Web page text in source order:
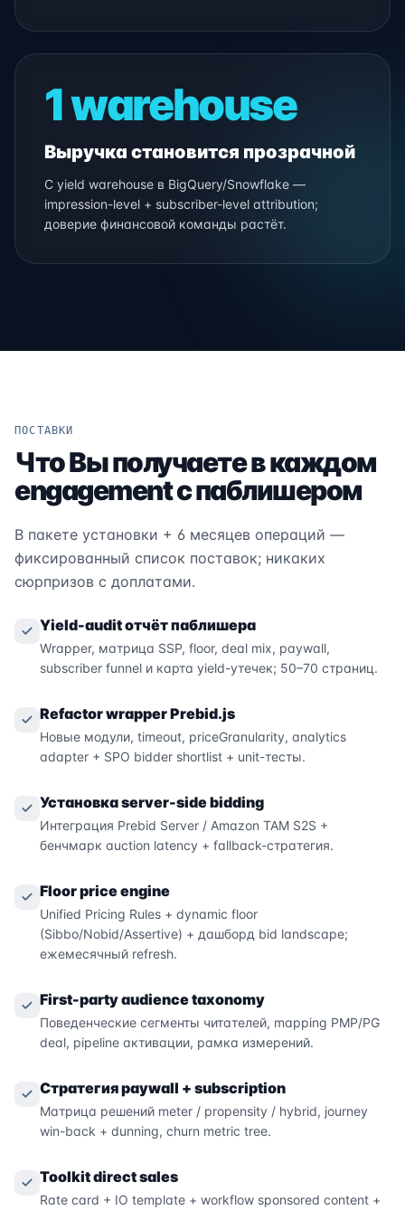
1 warehouse
Выручка становится прозрачной
С yield warehouse в BigQuery/Snowflake —
impression-level + subscriber-level attribution;
доверие финансовой команды растёт.
ПОСТАВКИ
Что Вы получаете в каждом
engagement с паблишером
В пакете установки + 6 месяцев операций —
фиксированный список поставок; никаких
сюрпризов с доплатами.
Yield-audit отчёт паблишера
Wrapper, матрица SSP, floor, deal mix, paywall,
subscriber funnel и карта yield-утечек; 50–70 страниц.
Refactor wrapper Prebid.js
Новые модули, timeout, priceGranularity, analytics
adapter + SPO bidder shortlist + unit-тесты.
Установка server-side bidding
Интеграция Prebid Server / Amazon TAM S2S +
бенчмарк auction latency + fallback-стратегия.
Floor price engine
Unified Pricing Rules + dynamic floor
(Sibbo/Nobid/Assertive) + дашборд bid landscape;
ежемесячный refresh.
First-party audience taxonomy
Поведенческие сегменты читателей, mapping PMP/PG
deal, pipeline активации, рамка измерений.
Стратегия paywall + subscription
Матрица решений meter / propensity / hybrid, journey
win-back + dunning, churn metric tree.
Toolkit direct sales
Rate card + IO template + workflow sponsored content +